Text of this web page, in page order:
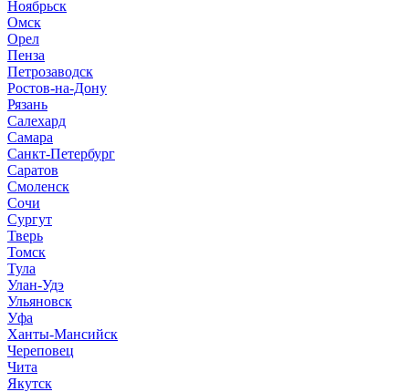
Ноябрьск
Омск
Орел
Пенза
Петрозаводск
Ростов-на-Дону
Рязань
Салехард
Самара
Санкт-Петербург
Саратов
Смоленск
Сочи
Сургут
Тверь
Томск
Тула
Улан-Удэ
Ульяновск
Уфа
Ханты-Мансийск
Череповец
Чита
Якутск